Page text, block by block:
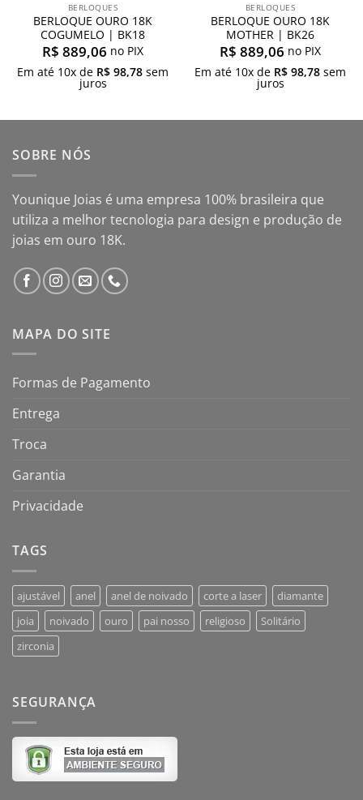
BERLOQUES
BERLOQUE OURO 18K
COGUMELO | BK18
R$ 889,06 no PIX
Em até 10x de R$ 98,78 sem
juros
BERLOQUES
BERLOQUE OURO 18K
MOTHER | BK26
R$ 889,06 no PIX
Em até 10x de R$ 98,78 sem
juros
SOBRE NÓS
Younique Joias é uma empresa 100% brasileira que
utiliza a melhor tecnologia para design e produção de
joias em ouro 18K.
MAPA DO SITE
Formas de Pagamento
Entrega
Troca
Garantia
Privacidade
TAGS
ajustável anel anel de noivado corte a laser
diamante
joia
noivado ouro pai nosso religioso
Solitário
zirconia
SEGURANÇA